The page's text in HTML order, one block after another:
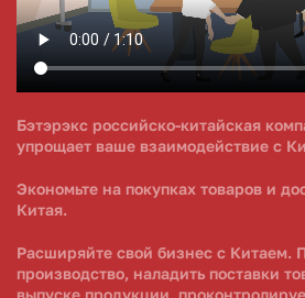
Бэтэрэкс российско-китайская
упрощает ваше взаимодействие с
Экономьте на покупках товаров и
Китая.
Расширяйте свой бизнес с Китаем.
производство, наладить поставки
выпуске продукции,